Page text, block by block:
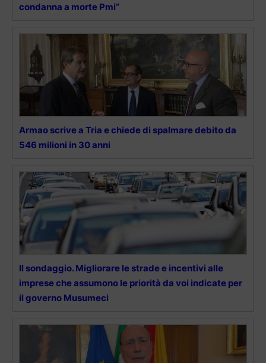
condanna a morte Pmi”
Armao scrive a Tria e chiede di spalmare debito da
546 milioni in 30 anni
Il sondaggio. Migliorare le strade e incentivi alle
imprese che assumono le priorità da voi indicate per
il governo Musumeci